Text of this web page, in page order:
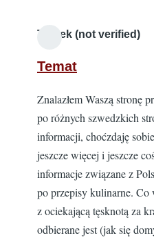
Tomek (not verified)
Temat
Znalazłem Waszą stronę
po różnych szwedzkich
informacji, choćzdaję
jeszcze więcej i jeszcze
informacje związane z
po przepisy kulinarne. Co
z ociekającą tęsknotą za
odbierane jest (jak się